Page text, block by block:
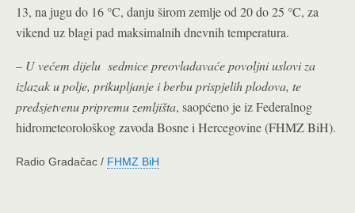
13, na jugu do 16 °C, danju širom zemlje od 20 do 25 °C, za
vikend uz blagi pad maksimalnih dnevnih temperatura.
– U većem dijelu sedmice preovladavaće povoljni uslovi za
izlazak u polje, prikupljanje i berbu prispjelih plodova, te
predsjetvenu pripremu zemljišta, saopćeno je iz Federalnog
hidrometeorološkog zavoda Bosne i Hercegovine (FHMZ BiH).
Radio Gradačac / FHMZ BiH